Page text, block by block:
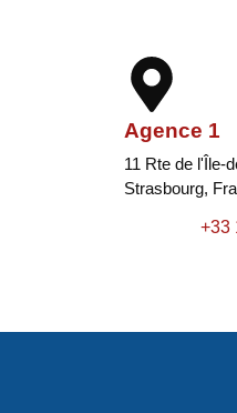
Agence 1
11 Rte de l'Île-
Strasbourg,
+33